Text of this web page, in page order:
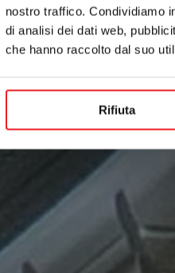
nostro traffico. Condividiamo
di analisi dei dati web,
che hanno raccolto dal suo
Rifiuta